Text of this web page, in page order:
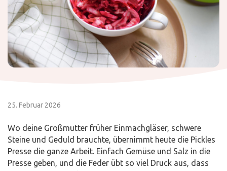
25. Februar 2026
Wo deine Großmutter früher Einmachgläser, schwere
Steine und Geduld brauchte, übernimmt heute die Pickles
Presse die ganze Arbeit. Einfach Gemüse und Salz in die
Presse geben, und die Feder übt so viel Druck aus, dass